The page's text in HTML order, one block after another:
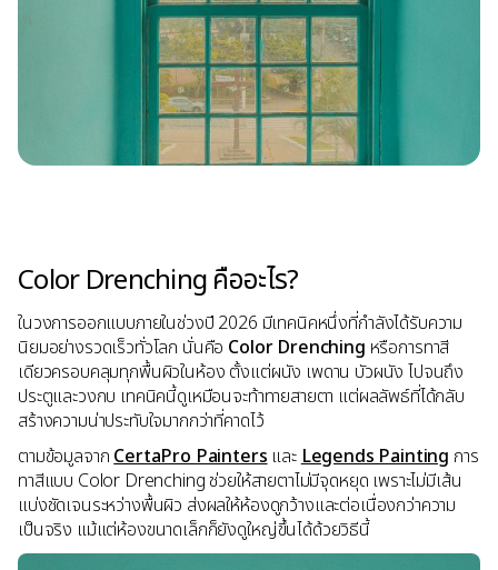
Color Drenching คืออะไร?
ในวงการออกแบบภายในช่วงปี 2026 มีเทคนิคหนึ่งที่กำลังได้รับความ
นิยมอย่างรวดเร็วทั่วโลก นั่นคือ Color Drenching หรือการทาสี
เดียวครอบคลุมทุกพื้นผิวในห้อง ตั้งแต่ผนัง เพดาน บัวผนัง ไปจนถึง
ประตูและวงกบ เทคนิคนี้ดูเหมือนจะท้าทายสายตา แต่ผลลัพธ์ที่ได้กลับ
สร้างความน่าประทับใจมากกว่าที่คาดไว้
ตามข้อมูลจากCertaPro PaintersและLegends Painting การ
ทาสีแบบ Color Drenching ช่วยให้สายตาไม่มีจุดหยุด เพราะไม่มีเส้น
แบ่งชัดเจนระหว่างพื้นผิว ส่งผลให้ห้องดูกว้างและต่อเนื่องกว่าความ
เป็นจริง แม้แต่ห้องขนาดเล็กก็ยังดูใหญ่ขึ้นได้ด้วยวิธีนี้